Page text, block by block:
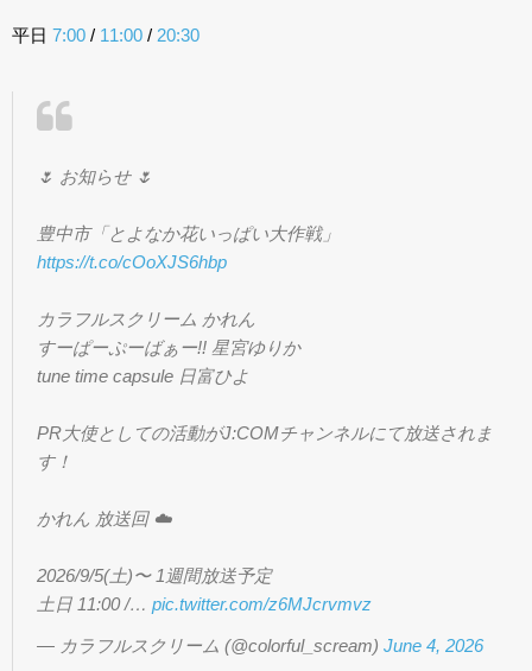
平日 7:00 / 11:00 / 20:30
🌷 お知らせ 🌷
豊中市「とよなか花いっぱい大作戦」
https://t.co/cOoXJS6hbp
カラフルスクリーム かれん
すーぱーぷーばぁー!! 星宮ゆりか
tune time capsule 日富ひよ
PR大使としての活動がJ:COMチャンネルにて放送されま
す！
かれん 放送回 ☁️
2026/9/5(土)〜 1週間放送予定
土日 11:00 /…pic.twitter.com/z6MJcrvmvz
— カラフルスクリーム (@colorful_scream)June 4, 2026